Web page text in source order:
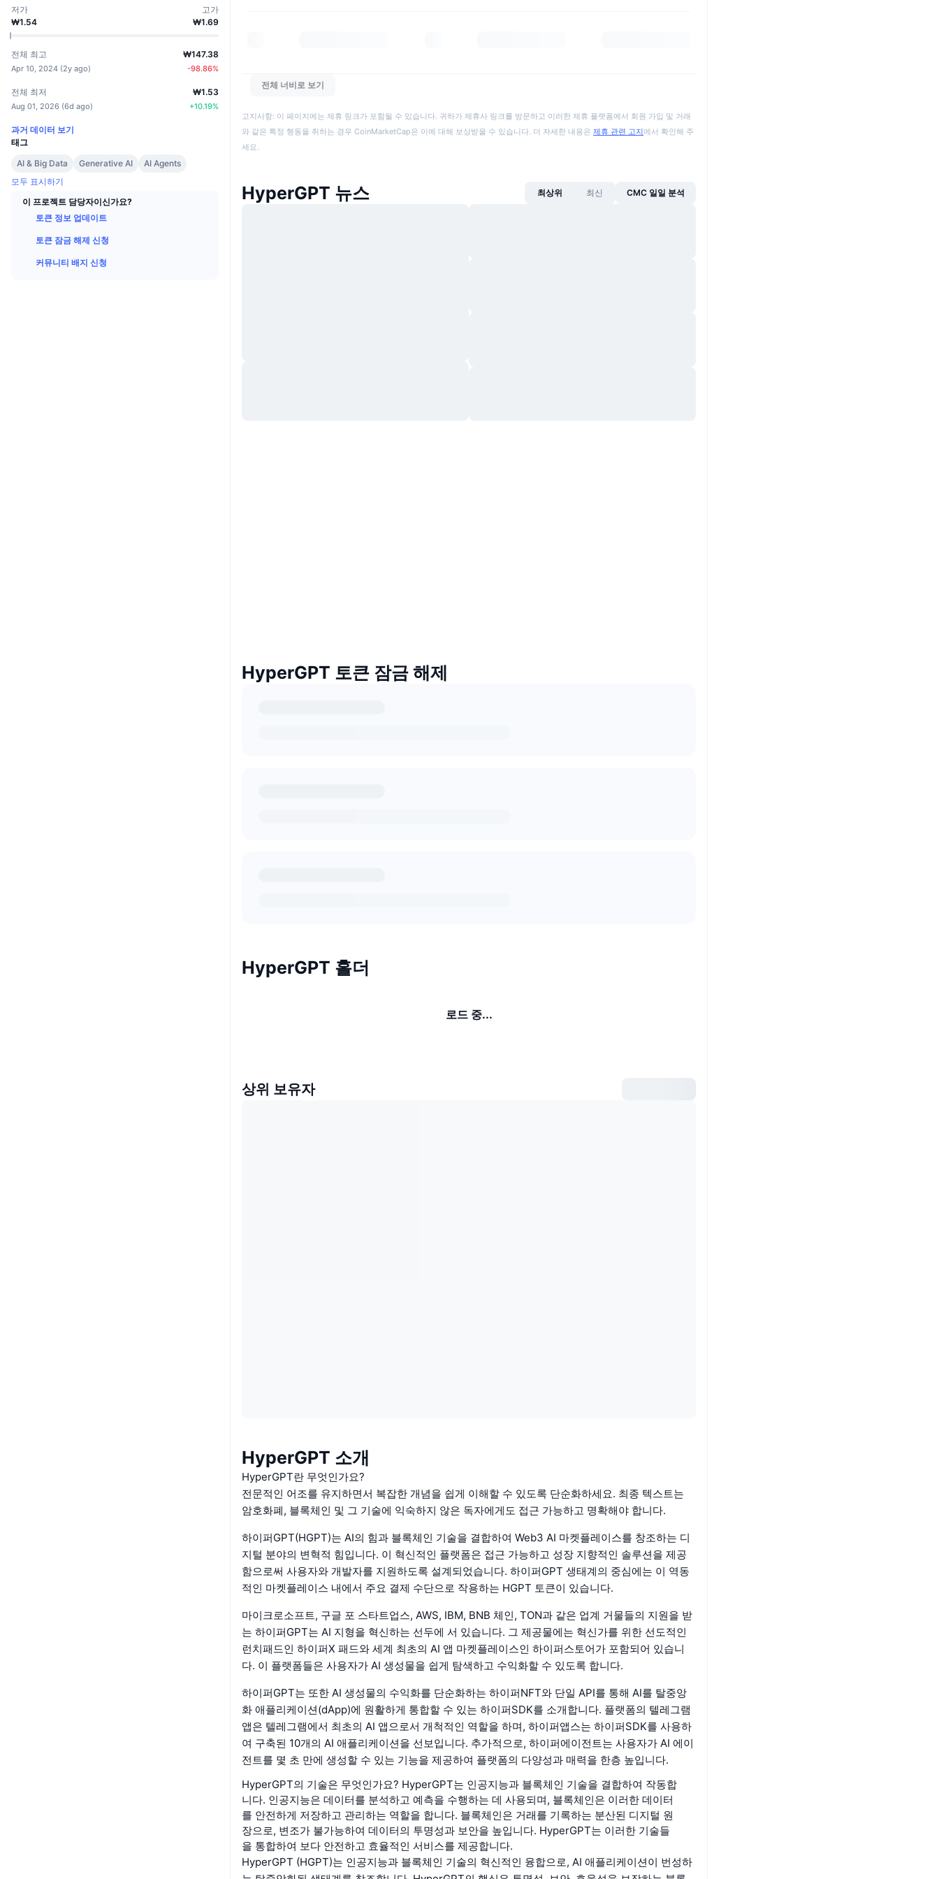
저가
₩1.54
고가
₩1.69
전체 최고
Apr 10, 2024 (2y ago)
₩147.38
-98.86%
전체 최저
Aug 01, 2026 (6d ago)
₩1.53
+10.19%
과거 데이터 보기
태그
AI & Big Data
Generative AI
AI Agents
모두 표시하기
이 프로젝트 담당자이신가요?
토큰 정보 업데이트
토큰 잠금 해제 신청
커뮤니티 배지 신청
전체 너비로 보기
고지사항: 이 페이지에는 제휴 링크가 포함될 수 있습니다. 귀하가 제휴사 링크를 방문하고 이러한 제휴 플랫폼에서 회원 가입 및 거래
와 같은 특정 행동을 취하는 경우 CoinMarketCap은 이에 대해 보상받을 수 있습니다. 더 자세한 내용은 제휴 관련 고지에서 확인해 주
세요.
HyperGPT 뉴스 최상위 최신 CMC 일일 분석
HyperGPT 토큰 잠금 해제
HyperGPT 홀더
로드 중...
상위 보유자
HyperGPT 소개
HyperGPT란 무엇인가요?
전문적인 어조를 유지하면서 복잡한 개념을 쉽게 이해할 수 있도록 단순화하세요. 최종 텍스트는
암호화폐, 블록체인 및 그 기술에 익숙하지 않은 독자에게도 접근 가능하고 명확해야 합니다.
하이퍼GPT(HGPT)는 AI의 힘과 블록체인 기술을 결합하여 Web3 AI 마켓플레이스를 창조하는 디
지털 분야의 변혁적 힘입니다. 이 혁신적인 플랫폼은 접근 가능하고 성장 지향적인 솔루션을 제공
함으로써 사용자와 개발자를 지원하도록 설계되었습니다. 하이퍼GPT 생태계의 중심에는 이 역동
적인 마켓플레이스 내에서 주요 결제 수단으로 작용하는 HGPT 토큰이 있습니다.
마이크로소프트, 구글 포 스타트업스, AWS, IBM, BNB 체인, TON과 같은 업계 거물들의 지원을 받
는 하이퍼GPT는 AI 지형을 혁신하는 선두에 서 있습니다. 그 제공물에는 혁신가를 위한 선도적인
런치패드인 하이퍼X 패드와 세계 최초의 AI 앱 마켓플레이스인 하이퍼스토어가 포함되어 있습니
다. 이 플랫폼들은 사용자가 AI 생성물을 쉽게 탐색하고 수익화할 수 있도록 합니다.
하이퍼GPT는 또한 AI 생성물의 수익화를 단순화하는 하이퍼NFT와 단일 API를 통해 AI를 탈중앙
화 애플리케이션(dApp)에 원활하게 통합할 수 있는 하이퍼SDK를 소개합니다. 플랫폼의 텔레그램
앱은 텔레그램에서 최초의 AI 앱으로서 개척적인 역할을 하며, 하이퍼앱스는 하이퍼SDK를 사용하
여 구축된 10개의 AI 애플리케이션을 선보입니다. 추가적으로, 하이퍼에이전트는 사용자가 AI 에이
전트를 몇 초 만에 생성할 수 있는 기능을 제공하여 플랫폼의 다양성과 매력을 한층 높입니다.
HyperGPT의 기술은 무엇인가요? HyperGPT는 인공지능과 블록체인 기술을 결합하여 작동합
니다. 인공지능은 데이터를 분석하고 예측을 수행하는 데 사용되며, 블록체인은 이러한 데이터
를 안전하게 저장하고 관리하는 역할을 합니다. 블록체인은 거래를 기록하는 분산된 디지털 원
장으로, 변조가 불가능하여 데이터의 투명성과 보안을 높입니다. HyperGPT는 이러한 기술들
을 통합하여 보다 안전하고 효율적인 서비스를 제공합니다.
HyperGPT (HGPT)는 인공지능과 블록체인 기술의 혁신적인 융합으로, AI 애플리케이션이 번성하